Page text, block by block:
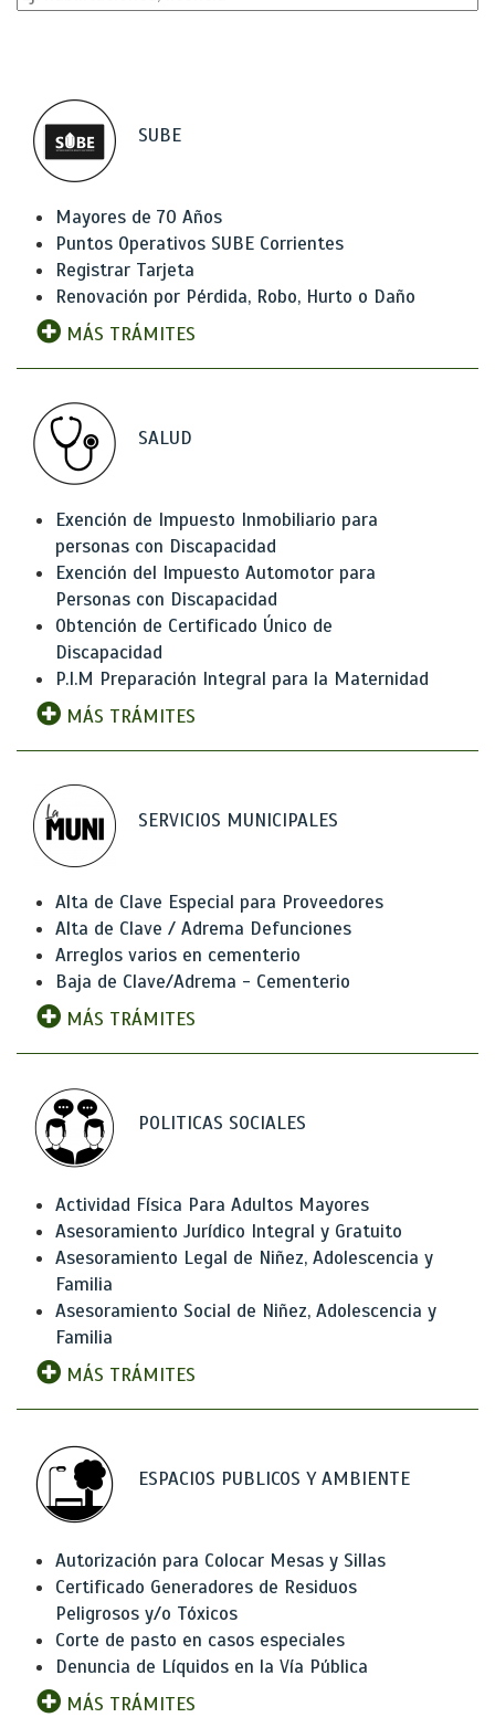
SUBE
Mayores de 70 Años
Puntos Operativos SUBE Corrientes
Registrar Tarjeta
Renovación por Pérdida, Robo, Hurto o Daño
MÁS TRÁMITES
SALUD
Exención de Impuesto Inmobiliario para
personas con Discapacidad
Exención del Impuesto Automotor para
Personas con Discapacidad
Obtención de Certificado Único de
Discapacidad
P.I.M Preparación Integral para la Maternidad
MÁS TRÁMITES
SERVICIOS MUNICIPALES
Alta de Clave Especial para Proveedores
Alta de Clave / Adrema Defunciones
Arreglos varios en cementerio
Baja de Clave/Adrema - Cementerio
MÁS TRÁMITES
POLITICAS SOCIALES
Actividad Física Para Adultos Mayores
Asesoramiento Jurídico Integral y Gratuito
Asesoramiento Legal de Niñez, Adolescencia y
Familia
Asesoramiento Social de Niñez, Adolescencia y
Familia
MÁS TRÁMITES
ESPACIOS PUBLICOS Y AMBIENTE
Autorización para Colocar Mesas y Sillas
Certificado Generadores de Residuos
Peligrosos y/o Tóxicos
Corte de pasto en casos especiales
Denuncia de Líquidos en la Vía Pública
MÁS TRÁMITES